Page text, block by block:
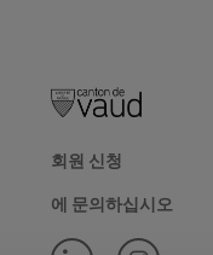
회원 신청
에 문의하십시오